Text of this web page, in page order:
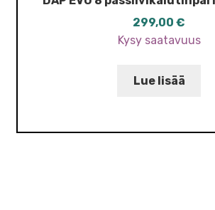
299,00 €
Kysy saatavuus
Lue lisää